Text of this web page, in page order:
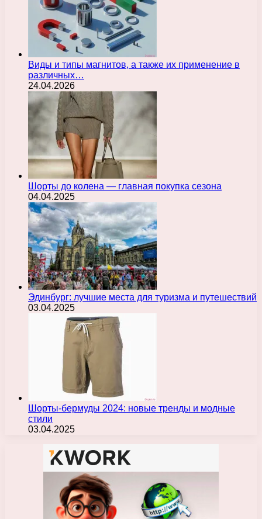
Виды и типы магнитов, а также их применение в
различных…
24.04.2026
Шорты до колена — главная покупка сезона
04.04.2025
Эдинбург: лучшие места для туризма и путешествий
03.04.2025
Шорты-бермуды 2024: новые тренды и модные
стили
03.04.2025